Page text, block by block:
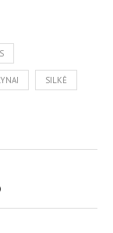
SILKĖ